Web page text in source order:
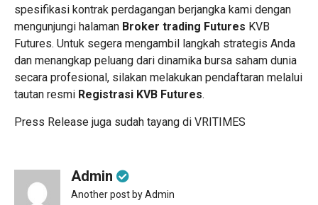
spesifikasi kontrak perdagangan berjangka kami dengan
mengunjungi halaman Broker trading Futures KVB
Futures. Untuk segera mengambil langkah strategis Anda
dan menangkap peluang dari dinamika bursa saham dunia
secara profesional, silakan melakukan pendaftaran melalui
tautan resmi Registrasi KVB Futures.
Press Release juga sudah tayang di VRITIMES
Admin
Another post by Admin